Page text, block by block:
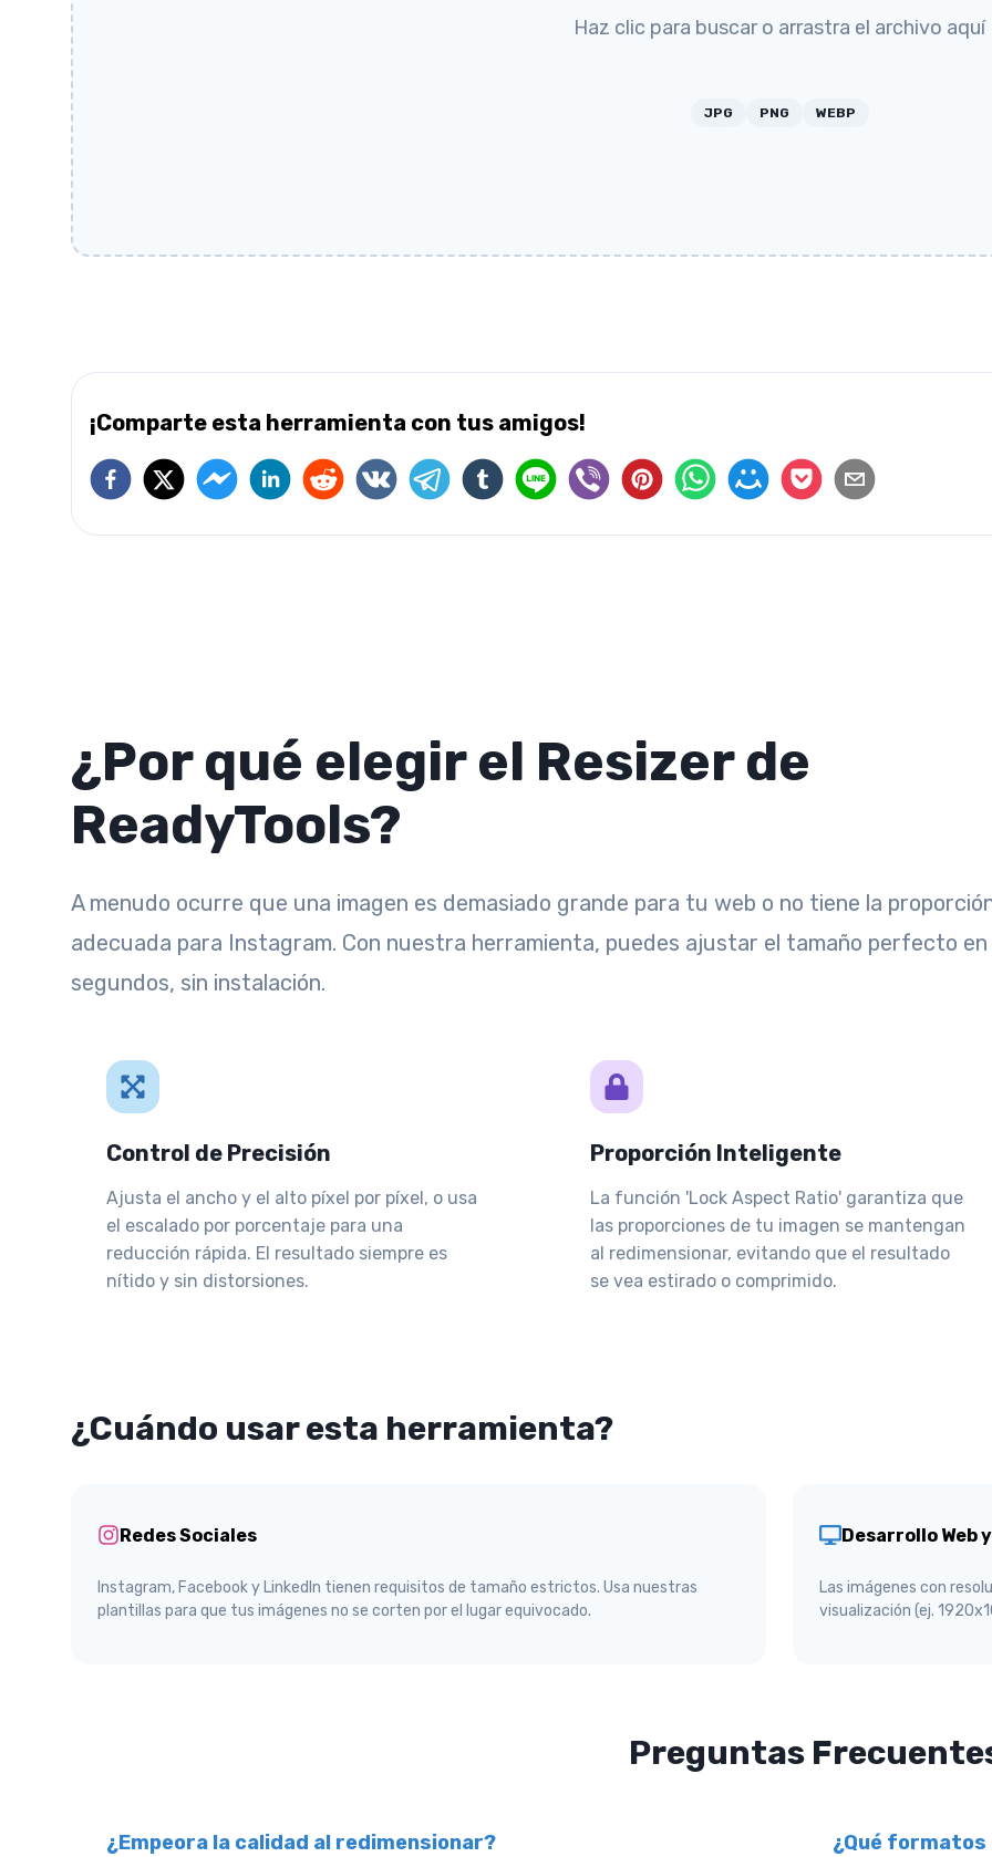
Haz clic para buscar o arrastra el archivo aquí
JPG PNG WEBP
¡Comparte esta herramienta con tus amigos!
¿Por qué elegir el Resizer de
ReadyTools?
A menudo ocurre que una imagen es demasiado grande para tu web o no tiene la
adecuada para Instagram. Con nuestra herramienta, puedes ajustar el tamaño perfecto en
segundos, sin instalación.
Control de Precisión
Ajusta el ancho y el alto píxel por píxel, o usa
el escalado por porcentaje para una
reducción rápida. El resultado siempre es
nítido y sin distorsiones.
Proporción Inteligente
La función 'Lock Aspect Ratio' garantiza que
las proporciones de tu imagen se mantengan
al redimensionar, evitando que el resultado
se vea estirado o comprimido.
¿Cuándo usar esta herramienta?
Redes Sociales
Instagram, Facebook y LinkedIn tienen requisitos de tamaño estrictos. Usa nuestras
plantillas para que tus imágenes no se corten por el lugar equivocado.
Desarrollo Web y
Las imágenes con
visualización (ej.
Preguntas
¿Empeora la calidad al redimensionar? ¿Qué